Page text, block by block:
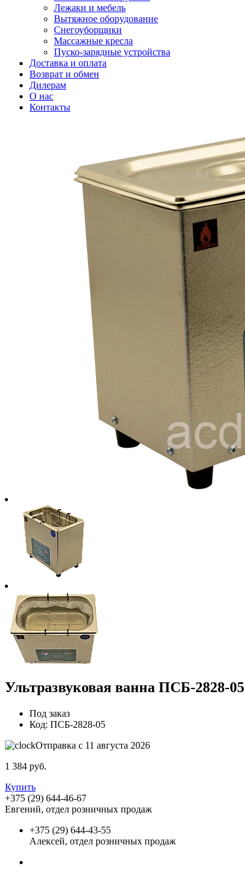
Лежаки и мебель
Вытяжное оборудование
Снегоуборщики
Массажные кресла
Пуско-зарядные устройства
Доставка и оплата
Возврат и обмен
Дилерам
О нас
Контакты
Ультразвуковая ванна ПСБ-2828-05
Под заказ
Код: ПСБ-2828-05
Отправка с 11 августа 2026
1 384 руб.
Купить
+375 (29) 644-46-67
Евгений, отдел розничных продаж
+375 (29) 644-43-55
Алексей, отдел розничных продаж